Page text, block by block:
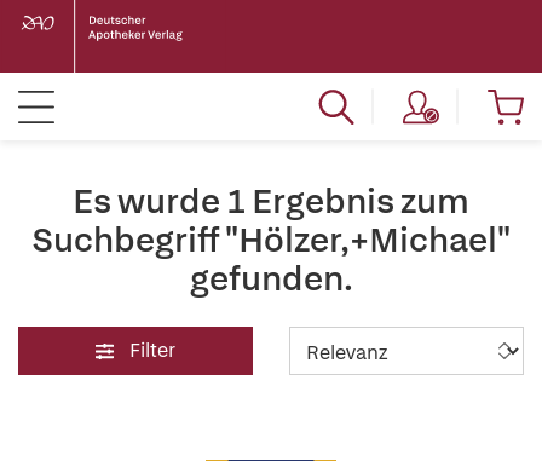
Es wurde 1 Ergebnis zum
Suchbegriff "Hölzer,+Michael"
gefunden.
Filter